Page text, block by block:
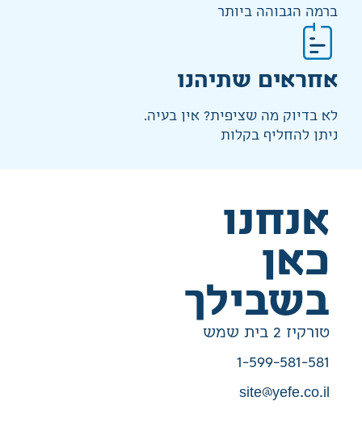
ברמה הגבוהה ביותר
אחראים שתיהנו
לא בדיוק מה שציפית? אין בעיה.
ניתן להחליף בקלות
אנחנו
כאן
בשבילך
טורקיז 2 בית שמש
1-599-581-581
site@yefe.co.il